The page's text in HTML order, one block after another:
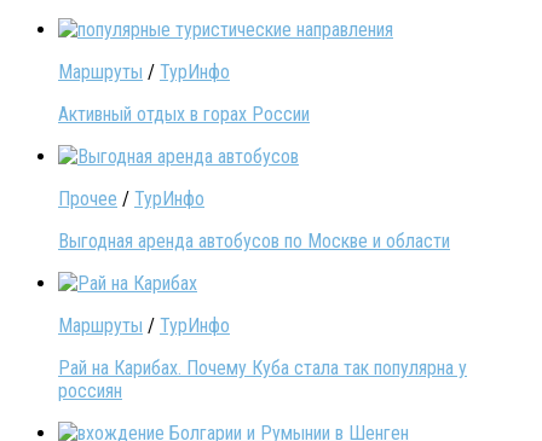
Маршруты / ТурИнфо
Активный отдых в горах России
Прочее / ТурИнфо
Выгодная аренда автобусов по Москве и области
Маршруты / ТурИнфо
Рай на Карибах. Почему Куба стала так популярна у
россиян